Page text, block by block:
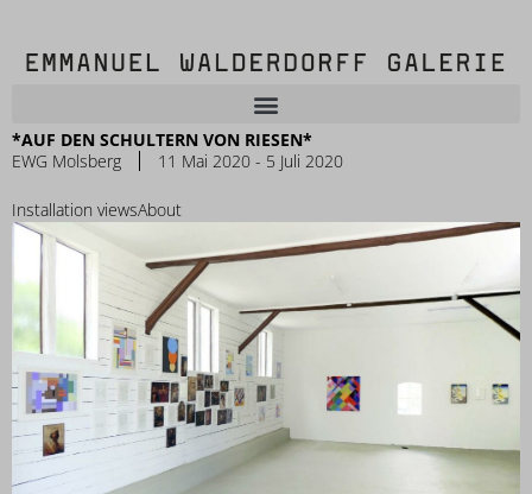
*AUF DEN SCHULTERN VON RIESEN*
EWG Molsberg
11 Mai 2020 - 5 Juli 2020
Installation viewsAbout